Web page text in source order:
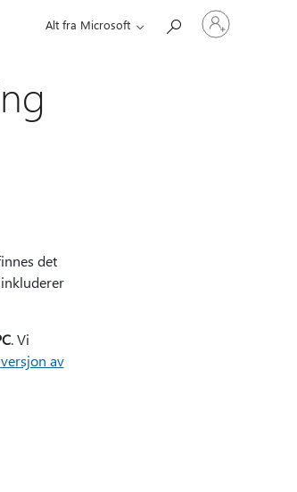
Alt fra Microsoft
Logg
på
kontoen
det
. Vi
av